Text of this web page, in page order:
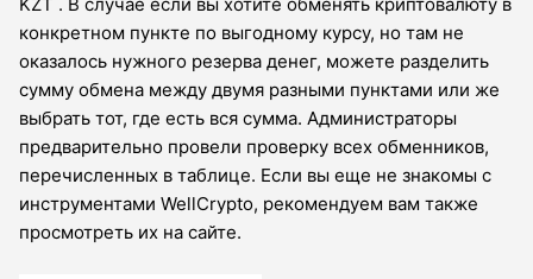
KZT . В случае если вы хотите обменять криптовалюту в
конкретном пункте по выгодному курсу, но там не
оказалось нужного резерва денег, можете разделить
сумму обмена между двумя разными пунктами или же
выбрать тот, где есть вся сумма. Администраторы
предварительно провели проверку всех обменников,
перечисленных в таблице. Если вы еще не знакомы с
инструментами WellCrypto, рекомендуем вам также
просмотреть их на сайте.